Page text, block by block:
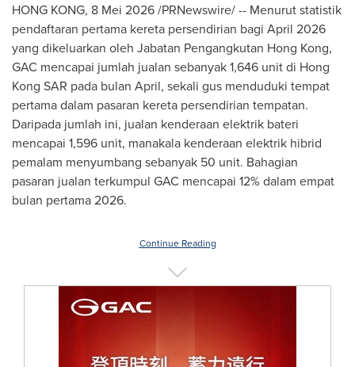
HONG KONG, 8 Mei 2026 /PRNewswire/ -- Menurut statistik
pendaftaran pertama kereta persendirian bagi April 2026
yang dikeluarkan oleh Jabatan Pengangkutan Hong Kong,
GAC mencapai jumlah jualan sebanyak 1,646 unit di Hong
Kong SAR pada bulan April, sekali gus menduduki tempat
pertama dalam pasaran kereta persendirian tempatan.
Daripada jumlah ini, jualan kenderaan elektrik bateri
mencapai 1,596 unit, manakala kenderaan elektrik hibrid
pemalam menyumbang sebanyak 50 unit. Bahagian
pasaran jualan terkumpul GAC mencapai 12% dalam empat
bulan pertama 2026.
Continue Reading